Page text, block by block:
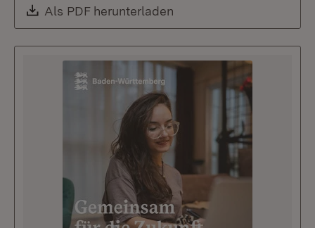
Download:
Als PDF herunterladen